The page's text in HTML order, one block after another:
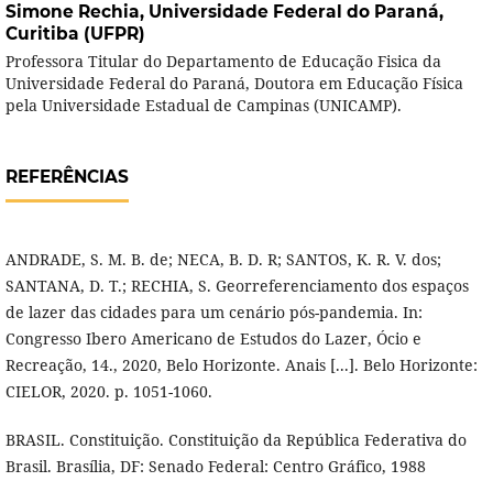
Simone Rechia, Universidade Federal do Paraná,
Curitiba (UFPR)
Professora Titular do Departamento de Educação Fisica da
Universidade Federal do Paraná, Doutora em Educação Física
pela Universidade Estadual de Campinas (UNICAMP).
REFERÊNCIAS
ANDRADE, S. M. B. de; NECA, B. D. R; SANTOS, K. R. V. dos;
SANTANA, D. T.; RECHIA, S. Georreferenciamento dos espaços
de lazer das cidades para um cenário pós-pandemia. In:
Congresso Ibero Americano de Estudos do Lazer, Ócio e
Recreação, 14., 2020, Belo Horizonte. Anais [...]. Belo Horizonte:
CIELOR, 2020. p. 1051-1060.
BRASIL. Constituição. Constituição da República Federativa do
Brasil. Brasília, DF: Senado Federal: Centro Gráfico, 1988